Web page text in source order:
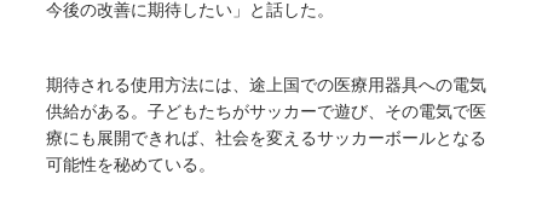
今後の改善に期待したい」と話した。
期待される使用方法には、途上国での医療用器具への電気
供給がある。子どもたちがサッカーで遊び、その電気で医
療にも展開できれば、社会を変えるサッカーボールとなる
可能性を秘めている。